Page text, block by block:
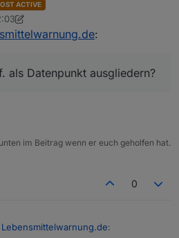
zwar dann nicht mehr das
uU. das Bild ganz schön:
Höhenangabe enthalten, kann ich
ich die Version auch gerne
die ich hervorhebe wenn
darauf öffnet sich dann bspw.
ACTIVE
:
als Datenpunkt ausgliedern?
im Beitrag wenn er euch geholfen hat.
0
Lebensmittelwarnung.de: